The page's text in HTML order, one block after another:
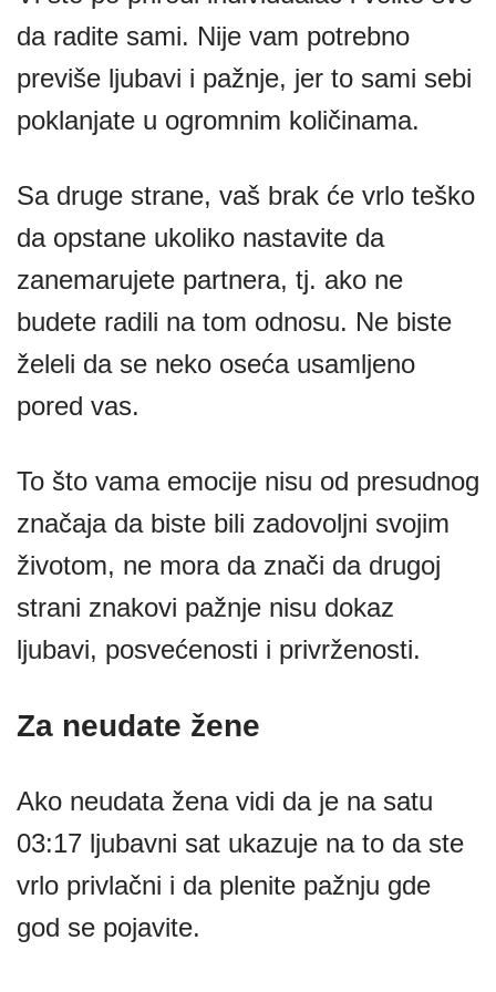
da radite sami. Nije vam potrebno
previše ljubavi i pažnje, jer to sami sebi
poklanjate u ogromnim količinama.
Sa druge strane, vaš brak će vrlo teško
da opstane ukoliko nastavite da
zanemarujete partnera, tj. ako ne
budete radili na tom odnosu. Ne biste
želeli da se neko oseća usamljeno
pored vas.
To što vama emocije nisu od presudnog
značaja da biste bili zadovoljni svojim
životom, ne mora da znači da drugoj
strani znakovi pažnje nisu dokaz
ljubavi, posvećenosti i privrženosti.
Za neudate žene
Ako neudata žena vidi da je na satu
03:17 ljubavni sat ukazuje na to da ste
vrlo privlačni i da plenite pažnju gde
god se pojavite.